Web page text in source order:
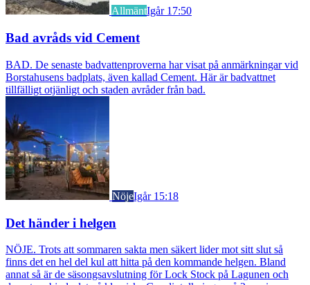
AllmäntIgår 17:50
Bad avråds vid Cement
BAD. De senaste badvattenproverna har visat på anmärkningar vid
Borstahusens badplats, även kallad Cement. Här är badvattnet
tillfälligt otjänligt och staden avråder från bad.
NöjeIgår 15:18
Det händer i helgen
NÖJE. Trots att sommaren sakta men säkert lider mot sitt slut så
finns det en hel del kul att hitta på den kommande helgen. Bland
annat så är de säsongsavslutning för Lock Stock på Lagunen och